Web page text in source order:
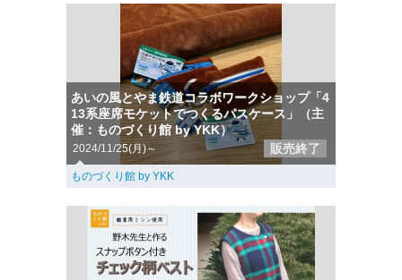
あいの風とやま鉄道コラボワークショップ「4
13系座席モケットでつくるパスケース」（主
催：ものづくり館 by YKK）
2024/11/25(月)～ 販売終了
ものづくり館 by YKK